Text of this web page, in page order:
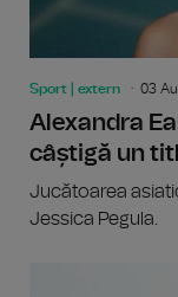
Sport | extern 03
Alexandra
câștigă un
Jucătoarea
Jessica Pegula.